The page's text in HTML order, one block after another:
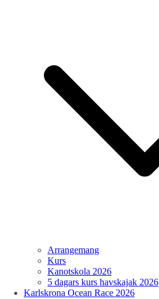
Arrangemang
Kurs
Kanotskola 2026
5 dagars kurs havskajak 2026
Karlskrona Ocean Race 2026